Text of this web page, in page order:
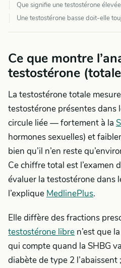
Que signifie une testostérone
Une testostérone basse doit-elle
Ce que montre
testostérone
La testostérone totale
testostérone présentes dans
circule liée — fortement à la
hormones sexuelles) et
bien qu’il n’en reste
Ce chiffre total est l’examen
évaluer la testostérone dans
l’explique MedlinePlus.
Elle diffère des fractions
testostérone libre n’est que
qui compte quand la SHBG
diabète de type 2